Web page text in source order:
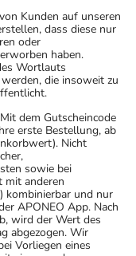
Kunden auf unseren
dass diese nur
oder
haben.
Wortlauts
die insoweit zu
dem Gutscheincode
erste Bestellung, ab
Nicht
sowie bei
mit anderen
kombinierbar und nur
APONEO App. Nach
wird der Wert des
abgezogen. Wir
Vorliegen eines